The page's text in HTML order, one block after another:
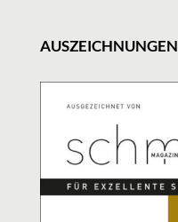
AUSZEICHNUNGEN